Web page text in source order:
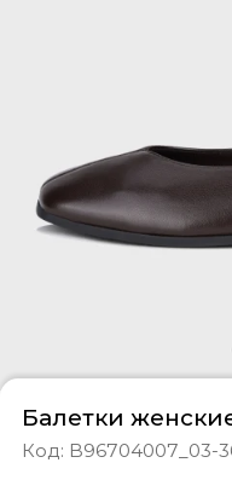
костюмы
Балетки
Код: B96704007_03-